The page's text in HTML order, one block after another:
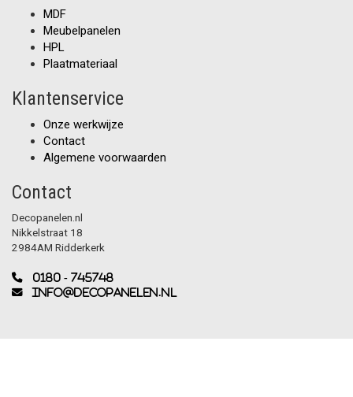
MDF
Meubelpanelen
HPL
Plaatmateriaal
Klantenservice
Onze werkwijze
Contact
Algemene voorwaarden
Contact
Decopanelen.nl
Nikkelstraat 18
2984AM Ridderkerk
0180 - 745748
info@decopanelen.nl